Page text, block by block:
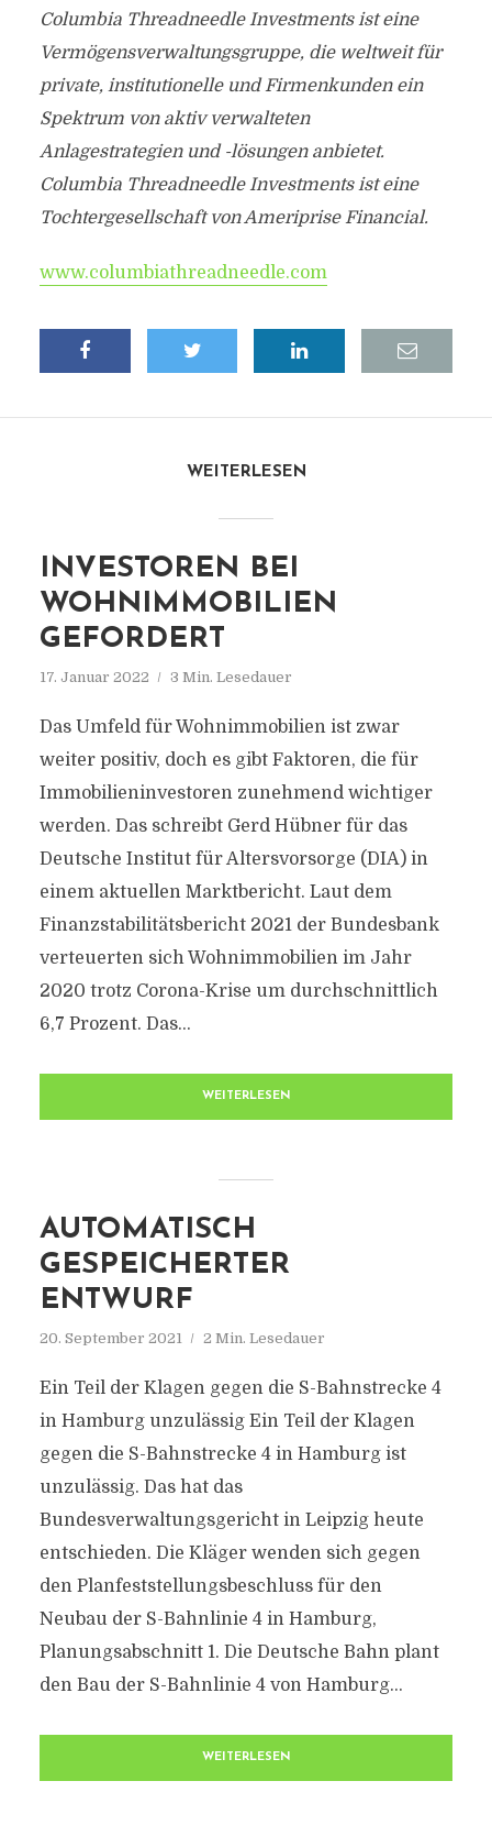
Columbia Threadneedle Investments ist eine
Vermögensverwaltungsgruppe, die weltweit für
private, institutionelle und Firmenkunden ein
Spektrum von aktiv verwalteten
Anlagestrategien und -lösungen anbietet.
Columbia Threadneedle Investments ist eine
Tochtergesellschaft von Ameriprise Financial.
www.columbiathreadneedle.com
WEITERLESEN
INVESTOREN BEI
WOHNIMMOBILIEN
GEFORDERT
17. Januar 2022 3 Min. Lesedauer
Das Umfeld für Wohnimmobilien ist zwar
weiter positiv, doch es gibt Faktoren, die für
Immobilieninvestoren zunehmend wichtiger
werden. Das schreibt Gerd Hübner für das
Deutsche Institut für Altersvorsorge (DIA) in
einem aktuellen Marktbericht. Laut dem
Finanzstabilitätsbericht 2021 der Bundesbank
verteuerten sich Wohnimmobilien im Jahr
2020 trotz Corona-Krise um durchschnittlich
6,7 Prozent. Das...
WEITERLESEN
AUTOMATISCH
GESPEICHERTER
ENTWURF
20. September 2021 2 Min. Lesedauer
Ein Teil der Klagen gegen die S-Bahnstrecke 4
in Hamburg unzulässig Ein Teil der Klagen
gegen die S-Bahnstrecke 4 in Hamburg ist
unzulässig. Das hat das
Bundesverwaltungsgericht in Leipzig heute
entschieden. Die Kläger wenden sich gegen
den Planfeststellungsbeschluss für den
Neubau der S-Bahnlinie 4 in Hamburg,
Planungsabschnitt 1. Die Deutsche Bahn plant
den Bau der S-Bahnlinie 4 von Hamburg...
WEITERLESEN